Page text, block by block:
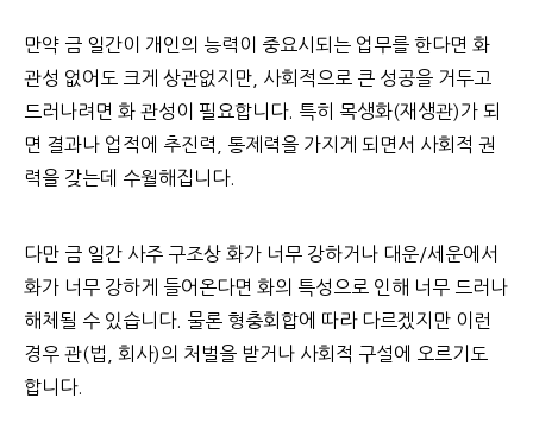
만약 금 일간이 개인의 능력이 중요시되는 업무를 한다면 화
관성 없어도 크게 상관없지만, 사회적으로 큰 성공을 거두고
드러나려면 화 관성이 필요합니다. 특히 목생화(재생관)가 되
면 결과나 업적에 추진력, 통제력을 가지게 되면서 사회적 권
력을 갖는데 수월해집니다.
다만 금 일간 사주 구조상 화가 너무 강하거나 대운/세운에서
화가 너무 강하게 들어온다면 화의 특성으로 인해 너무 드러나
해체될 수 있습니다. 물론 형충회합에 따라 다르겠지만 이런
경우 관(법, 회사)의 처벌을 받거나 사회적 구설에 오르기도
합니다.